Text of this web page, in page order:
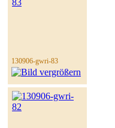
130906-gwri-83